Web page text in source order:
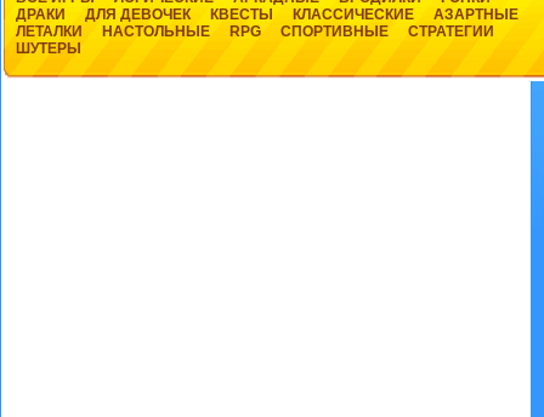
ДРАКИ
ДЛЯ ДЕВОЧЕК КВЕСТЫ КЛАССИЧЕСКИЕ
АЗАРТНЫЕ
ЛЕТАЛКИ
НАСТОЛЬНЫЕ RPG СПОРТИВНЫЕ
СТРАТЕГИИ
ШУТЕРЫ